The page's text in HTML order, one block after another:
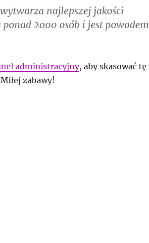
najlepszej jakości
2000 osób i jest powodem
administracyjny, aby skasować tę
zabawy!